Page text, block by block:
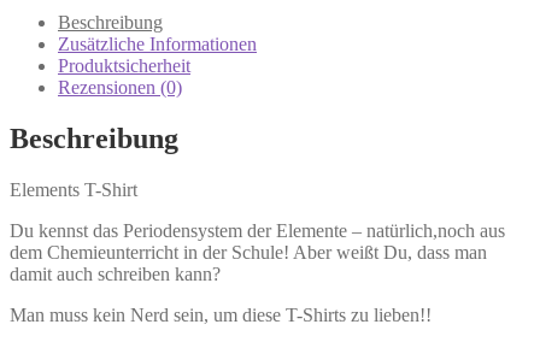
MengeBeschreibung
Zusätzliche Informationen
Produktsicherheit
Rezensionen (0)
Beschreibung
Elements T-Shirt
Du kennst das Periodensystem der Elemente – natürlich,noch aus
dem Chemieunterricht in der Schule! Aber weißt Du, dass man
damit auch schreiben kann?
Man muss kein Nerd sein, um diese T-Shirts zu lieben!!